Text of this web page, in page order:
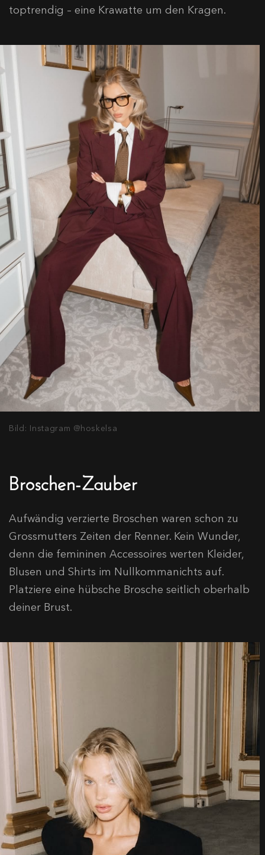
toptrendig – eine Krawatte um den Kragen.
Bild: Instagram @hoskelsa
Broschen-Zauber
Aufwändig verzierte Broschen waren schon zu
Grossmutters Zeiten der Renner. Kein Wunder,
denn die femininen Accessoires werten Kleider,
Blusen und Shirts im Nullkommanichts auf.
Platziere eine hübsche Brosche seitlich oberhalb
deiner Brust.